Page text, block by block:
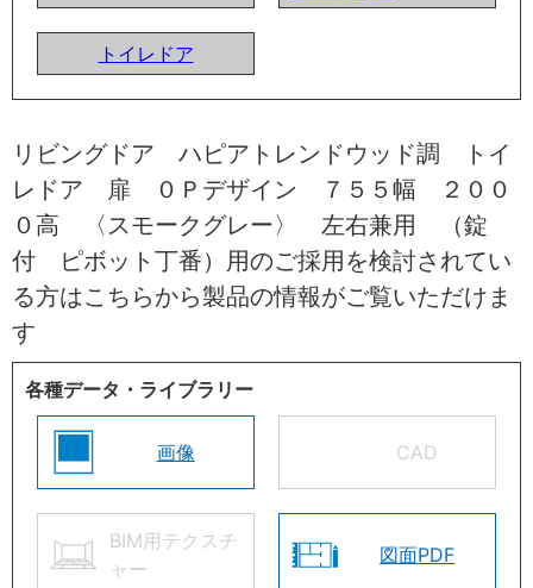
トイレドア
リビングドア ハピアトレンドウッド調 トイ
レドア 扉 ０Ｐデザイン ７５５幅 ２００
０高 〈スモークグレー〉 左右兼用 （錠
付 ピボット丁番）用のご採用を検討されてい
る方はこちらから製品の情報がご覧いただけま
す
各種データ・ライブラリー
画像 CAD
BIM用テクスチ
ャー
図面PDF